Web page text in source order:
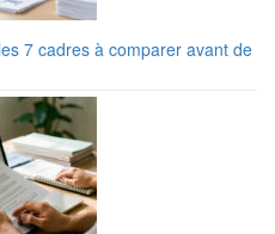
7 cadres à comparer avant de